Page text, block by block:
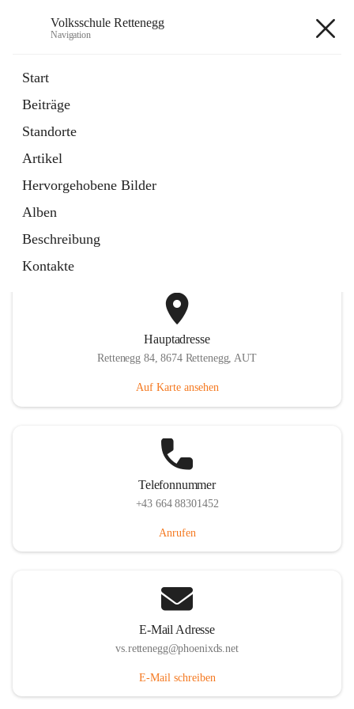
Volksschule Rettenegg
Navigation
Start
Beiträge
Standorte
Artikel
Hervorgehobene Bilder
Alben
Beschreibung
Kontakte
Externe Webseite
in
Tab
Termine Schuljahr 2025/2026
Artikel
öffnet
in
neuem
Tab
Hauptadresse
Rettenegg 84, 8674 Rettenegg, AUT
Auf Karte ansehen
Telefonnummer
+43 664 88301452
Anrufen
E-Mail Adresse
vs.rettenegg@phoenixds.net
E-Mail schreiben